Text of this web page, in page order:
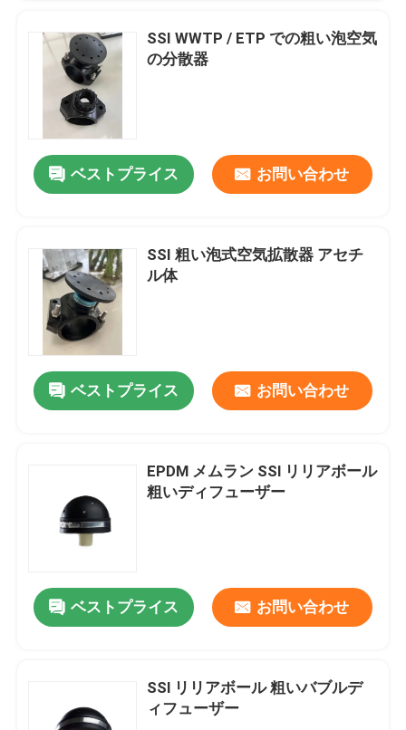
プロダクト
動画
私たちに関しては
品質管理
お問い合わせ
ニュース
引用を要求しなさい
SSI WWTP / ETP での粗い泡空気
の分散器
ベストプライス お問い合わせ
SSI 粗い泡式空気拡散器 アセチ
ル体
ベストプライス お問い合わせ
EPDM メムラン SSl リリアボール
粗いディフューザー
ベストプライス お問い合わせ
SSl リリアボール 粗いバブルデ
ィフューザー